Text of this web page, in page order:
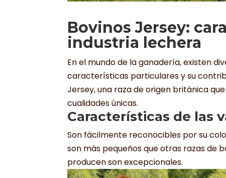
Bovinos Jersey:
industria lechera
En el mundo de la ganadería, existen
características particulares y su
Jersey, una raza de origen británica
cualidades únicas.
Características de las
Son fácilmente reconocibles por su
son más pequeños que otras razas de
producen son excepcionales.